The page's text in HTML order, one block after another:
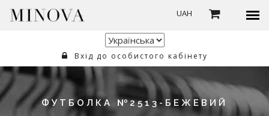
UAH
Вхід до особистого кабінету
ФУТБОЛКА №2513-БЕЖЕВИЙ